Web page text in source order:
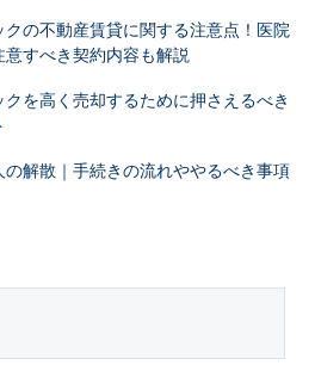
クの不動産賃貸に関する注意点！医院
意すべき契約内容も解説
クを高く売却するために押さえるべき
の解散｜手続きの流れややるべき事項